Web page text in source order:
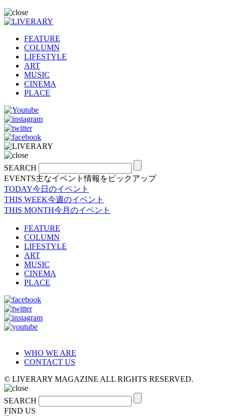
FEATURE
COLUMN
LIFESTYLE
ART
MUSIC
CINEMA
PLACE
SEARCH
EVENTS主なイベント情報をピックアップ
TODAY今日のイベント
THIS WEEK今週のイベント
THIS MONTH今月のイベント
FEATURE
COLUMN
LIFESTYLE
ART
MUSIC
CINEMA
PLACE
WHO WE ARE
CONTACT US
© LIVERARY MAGAZINE ALL RIGHTS RESERVED.
SEARCH
FIND US